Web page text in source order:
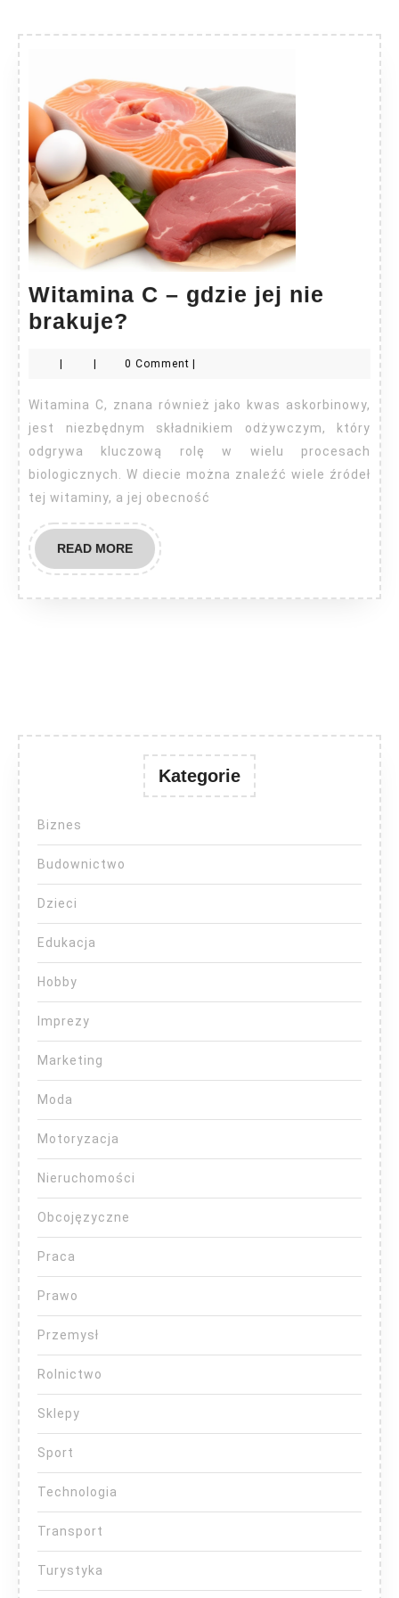
Witamina C – gdzie jej nie
brakuje?
–
gdzie
jej
nie
brakuje?
0 Comment
Witamina C, znana również jako kwas askorbinowy,
jest niezbędnym składnikiem odżywczym, który
odgrywa kluczową rolę w wielu procesach
biologicznych. W diecie można znaleźć wiele źródeł
tej witaminy, a jej obecność
READ MOREREAD
MORE
Kategorie
Biznes
Budownictwo
Dzieci
Edukacja
Hobby
Imprezy
Marketing
Moda
Motoryzacja
Nieruchomości
Obcojęzyczne
Praca
Prawo
Przemysł
Rolnictwo
Sklepy
Sport
Technologia
Transport
Turystyka